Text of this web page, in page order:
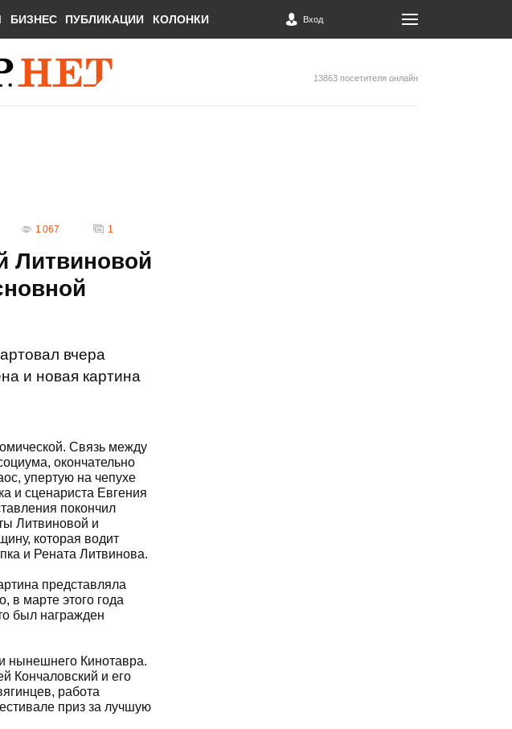
БИЗНЕС ПУБЛИКАЦИИ КОЛОНКИ Вход
13863 посетителя онлайн
1 067 1
Литвиновой
вчера
и новая картина
Связь между
окончательно
упертую на чепухе
и сценариста Евгения
покончил
Литвиновой и
которая водит
и Рената Литвинова.
представляла
в марте этого года
был награжден
нынешнего Кинотавра.
Кончаловский и его
работа
приз за лучшую